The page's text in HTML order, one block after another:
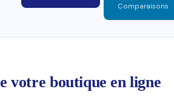
Comparaisons
votre boutique en ligne